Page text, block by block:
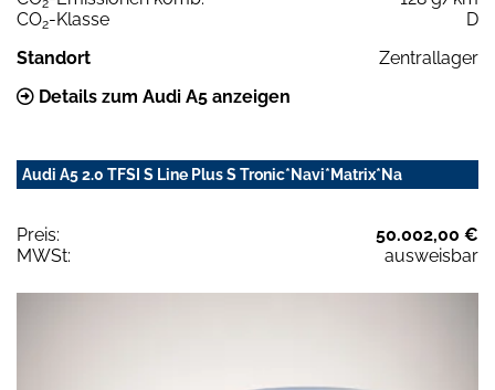
2
CO2-Klasse
D
Standort
Zentrallager
Details zum Audi A5 anzeigen
Audi A5 2.0 TFSI S Line Plus S Tronic*Navi*Matrix*Na
Preis:
50.002,00 €
MWSt:
ausweisbar